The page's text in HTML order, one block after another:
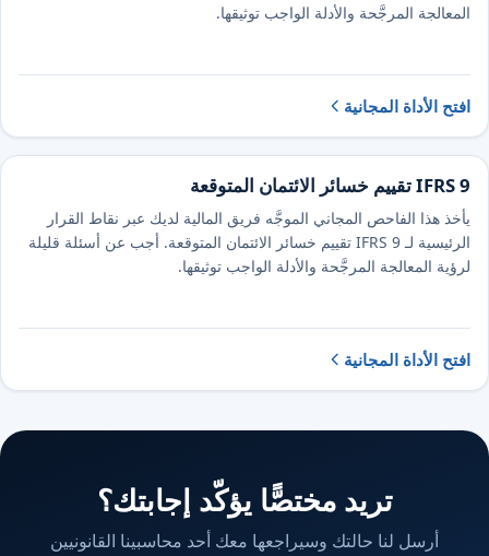
المعالجة المرجَّحة والأدلة الواجب توثيقها.
افتح الأداة المجانية
IFRS 9 تقييم خسائر الائتمان المتوقعة
يأخذ هذا الفاحص المجاني الموجَّه فريق المالية لديك عبر نقاط القرار
الرئيسية لـ IFRS 9 تقييم خسائر الائتمان المتوقعة. أجب عن أسئلة قليلة
لرؤية المعالجة المرجَّحة والأدلة الواجب توثيقها.
افتح الأداة المجانية
تريد مختصًّا يؤكّد إجابتك؟
أرسل لنا حالتك وسيراجعها معك أحد محاسبينا القانونيين